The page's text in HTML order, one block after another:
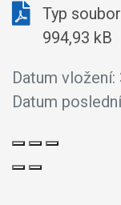
Typ
994,93 kB
Datum vložení:
Datum